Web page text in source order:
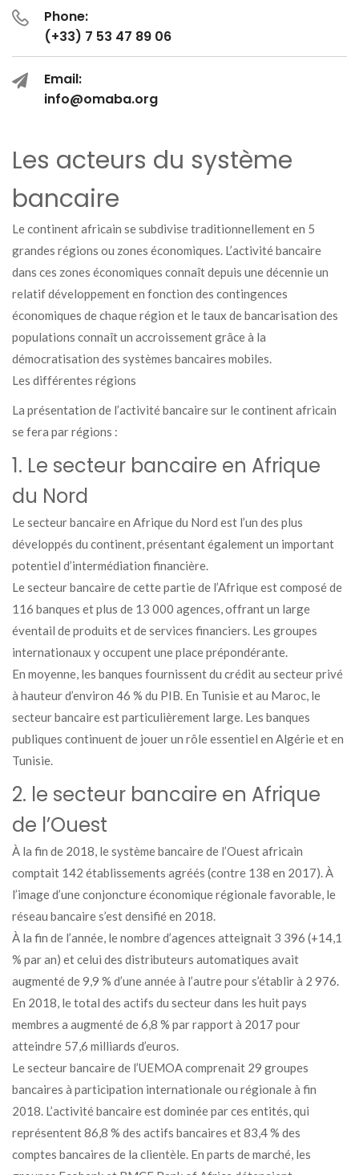
Phone:
(+33) 7 53 47 89 06
Email:
info@omaba.org
Les acteurs du système
bancaire
Le continent africain se subdivise traditionnellement en 5
grandes régions ou zones économiques. L’activité bancaire
dans ces zones économiques connaît depuis une décennie un
relatif développement en fonction des contingences
économiques de chaque région et le taux de bancarisation des
populations connaît un accroissement grâce à la
démocratisation des systèmes bancaires mobiles.
Les différentes régions
La présentation de l’activité bancaire sur le continent africain
se fera par régions :
1. Le secteur bancaire en Afrique
du Nord
Le secteur bancaire en Afrique du Nord est l’un des plus
développés du continent, présentant également un important
potentiel d’intermédiation financière.
Le secteur bancaire de cette partie de l’Afrique est composé de
116 banques et plus de 13 000 agences, offrant un large
éventail de produits et de services financiers. Les groupes
internationaux y occupent une place prépondérante.
En moyenne, les banques fournissent du crédit au secteur privé
à hauteur d’environ 46 % du PIB. En Tunisie et au Maroc, le
secteur bancaire est particulièrement large. Les banques
publiques continuent de jouer un rôle essentiel en Algérie et en
Tunisie.
2. le secteur bancaire en Afrique
de l’Ouest
À la fin de 2018, le système bancaire de l’Ouest africain
comptait 142 établissements agréés (contre 138 en 2017). À
l’image d’une conjoncture économique régionale favorable, le
réseau bancaire s’est densifié en 2018.
À la fin de l’année, le nombre d’agences atteignait 3 396 (+14,1
% par an) et celui des distributeurs automatiques avait
augmenté de 9,9 % d’une année à l’autre pour s’établir à 2 976.
En 2018, le total des actifs du secteur dans les huit pays
membres a augmenté de 6,8 % par rapport à 2017 pour
atteindre 57,6 milliards d’euros.
Le secteur bancaire de l’UEMOA comprenait 29 groupes
bancaires à participation internationale ou régionale à fin
2018. L’activité bancaire est dominée par ces entités, qui
représentent 86,8 % des actifs bancaires et 83,4 % des
comptes bancaires de la clientèle. En parts de marché, les